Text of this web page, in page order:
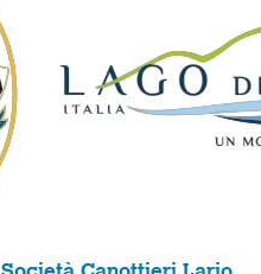
Società Canottieri Lario